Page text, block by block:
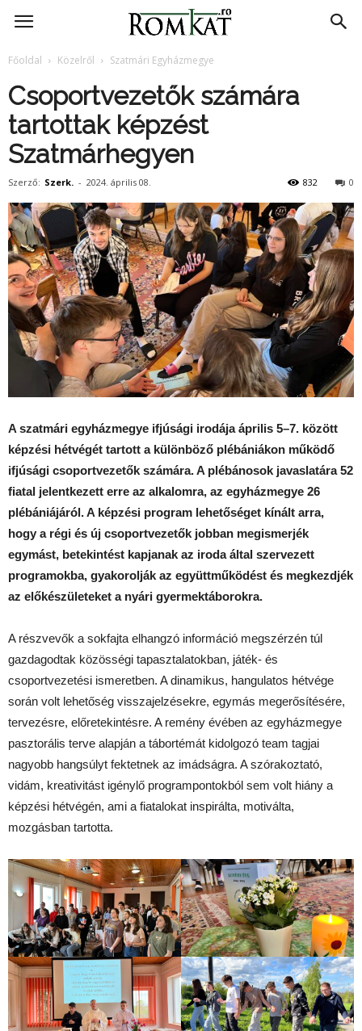
RomKat.ro
Főoldal Közelről Szatmári Egyházmegye
Csoportvezetők számára
tartottak képzést
Szatmárhegyen
Szerző: Szerk. - 2024. április 08. 0
832
A szatmári egyházmegye ifjúsági irodája április 5–7. között
képzési hétvégét tartott a különböző plébániákon működő
ifjúsági csoportvezetők számára. A plébánosok javaslatára 52
fiatal jelentkezett erre az alkalomra, az egyházmegye 26
plébániájáról. A képzési program lehetőséget kínált arra,
hogy a régi és új csoportvezetők jobban megismerjék
egymást, betekintést kapjanak az iroda által szervezett
programokba, gyakorolják az együttműködést és megkezdjék
az előkészületeket a nyári gyermektáborokra.
A részvevők a sokfajta elhangzó információ megszérzén túl
gazdagodtak közösségi tapasztalatokban, játék- és
csoportvezetési ismeretben. A dinamikus, hangulatos hétvége
során volt lehetőség visszajelzésekre, egymás megerősítésére,
tervezésre, előretekintésre. A remény évében az egyházmegye
pasztorális terve alapján a tábortémát kidolgozó team tagjai
nagyobb hangsúlyt fektetnek az imádságra. A szórakoztató,
vidám, kreativitást igénylő programpontokból sem volt hiány a
képzési hétvégén, ami a fiatalokat inspirálta, motiválta,
mozgásban tartotta.